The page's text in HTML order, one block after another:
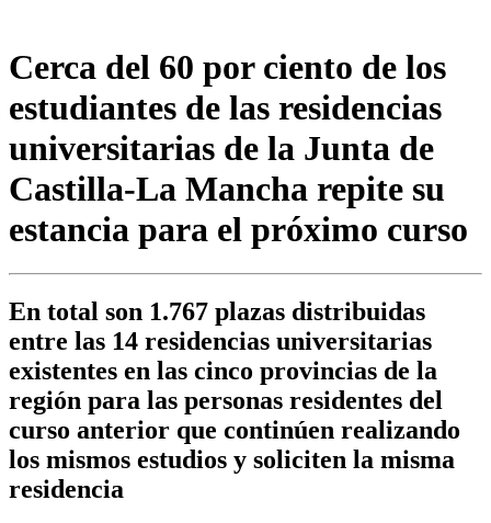
Cerca del 60 por ciento de los
estudiantes de las residencias
universitarias de la Junta de
Castilla-La Mancha repite su
estancia para el próximo curso
En total son 1.767 plazas distribuidas
entre las 14 residencias universitarias
existentes en las cinco provincias de la
región para las personas residentes del
curso anterior que continúen realizando
los mismos estudios y soliciten la misma
residencia